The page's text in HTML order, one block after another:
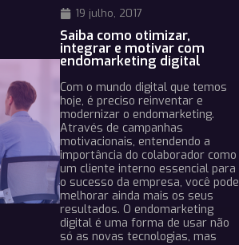
19 julho, 2017
Saiba como otimizar,
integrar e motivar com
endomarketing digital
Com o mundo digital que temos
hoje, é preciso reinventar e
modernizar o endomarketing.
Através de campanhas
motivacionais, entendendo a
importância do colaborador como
um cliente interno essencial para
o sucesso da empresa, você pode
melhorar ainda mais os seus
resultados. O endomarketing
digital é uma forma de usar não
só as novas tecnologias, mas